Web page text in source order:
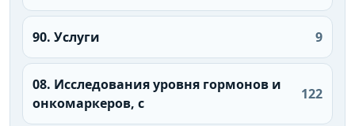
90. Услуги 9
08. Исследования уровня гормонов и
онкомаркеров, с
122